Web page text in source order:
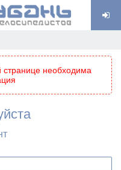
странице необходима